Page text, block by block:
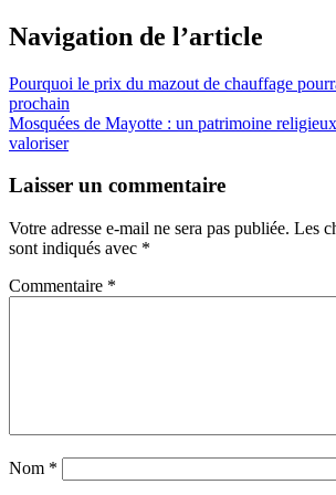
Navigation de l’article
Pourquoi le prix du mazout de chauffage
prochain
Mosquées de Mayotte : un patrimoine
valoriser
Laisser un commentaire
Votre adresse e-mail ne sera pas publiée. Les
sont indiqués avec *
Commentaire *
Nom *